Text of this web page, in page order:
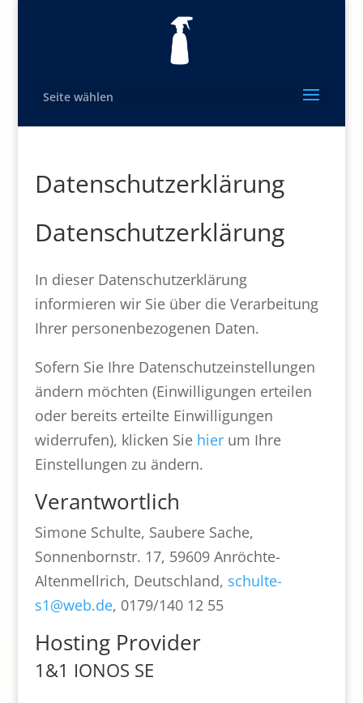
Seite wählen
Datenschutzerklärung
Datenschutzerklärung
In dieser Datenschutzerklärung
informieren wir Sie über die Verarbeitung
Ihrer personenbezogenen Daten.
Sofern Sie Ihre Datenschutzeinstellungen
ändern möchten (Einwilligungen erteilen
oder bereits erteilte Einwilligungen
widerrufen), klicken Sie hierum Ihre
Einstellungen zu ändern.
Verantwortlich
Simone Schulte, Saubere Sache,
Sonnenbornstr. 17, 59609 Anröchte-
Altenmellrich, Deutschland, schulte-
s1@web.de, 0179/140 12 55
Hosting Provider
1&1 IONOS SE